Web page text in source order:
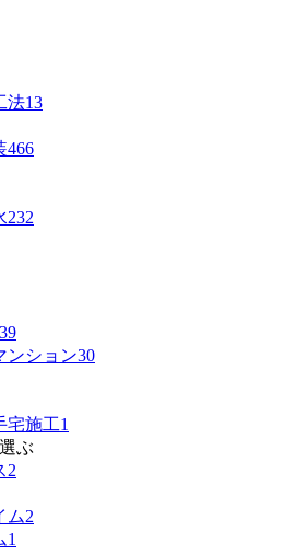
法13
466
232
ンション30
宅施工1
ぶ
2
ム2
1